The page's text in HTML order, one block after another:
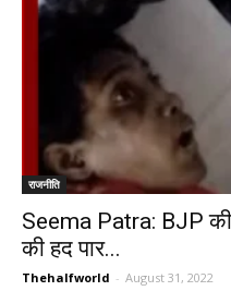
राजनीति
Seema Patra: BJP
की हद पार...
Thehalfworld - August 31, 2022